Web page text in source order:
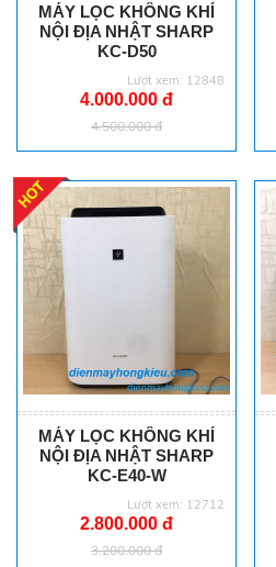
MÁY LỌC KHÔNG KHÍ
NỘI ĐỊA NHẬT SHARP
KC-D50
Lượt xem: 12848
4.000.000 đ
4.500.000 đ
MÁY LỌC KHÔNG KHÍ
NỘI ĐỊA NHẬT SHARP
KC-E40-W
Lượt xem: 12712
2.800.000 đ
3.200.000 đ